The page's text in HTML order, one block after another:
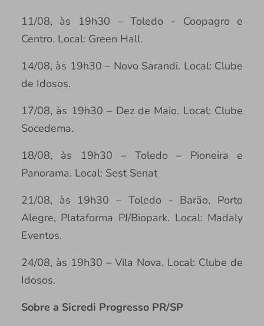
11/08, às 19h30 – Toledo - Coopagro e
Centro. Local: Green Hall.
14/08, às 19h30 – Novo Sarandi. Local: Clube
de Idosos.
17/08, às 19h30 – Dez de Maio. Local: Clube
Socedema.
18/08, às 19h30 – Toledo – Pioneira e
Panorama. Local: Sest Senat
21/08, às 19h30 – Toledo - Barão, Porto
Alegre, Plataforma PJ/Biopark. Local: Madaly
Eventos.
24/08, às 19h30 – Vila Nova. Local: Clube de
Idosos.
Sobre a Sicredi Progresso PR/SP